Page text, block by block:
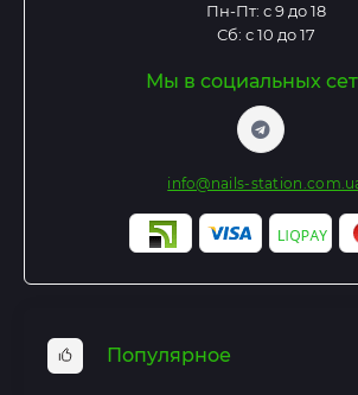
Пн-Пт: с 9 до 18
Сб: с 10 до 17
Мы в социальных
info@nails-
Популярное